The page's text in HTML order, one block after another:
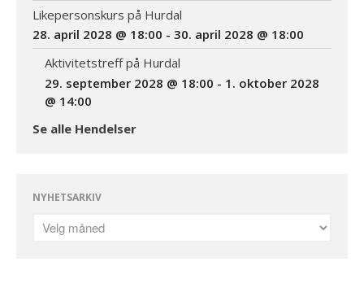
Likepersonskurs på Hurdal
28. april 2028 @ 18:00 - 30. april 2028 @ 18:00
Aktivitetstreff på Hurdal
29. september 2028 @ 18:00 - 1. oktober 2028
@ 14:00
Se alle Hendelser
NYHETSARKIV